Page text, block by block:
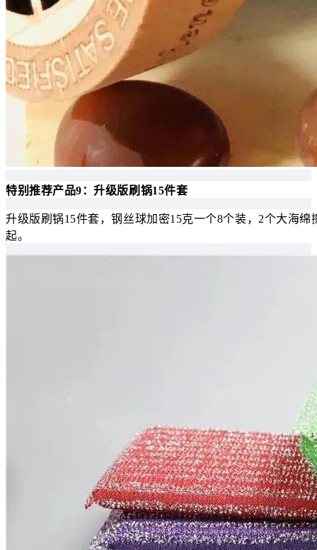
特别推荐产品9：升级版刷锅15件套
升级版刷锅15件套，钢丝球加密15克一个8个装，2个大海
起。